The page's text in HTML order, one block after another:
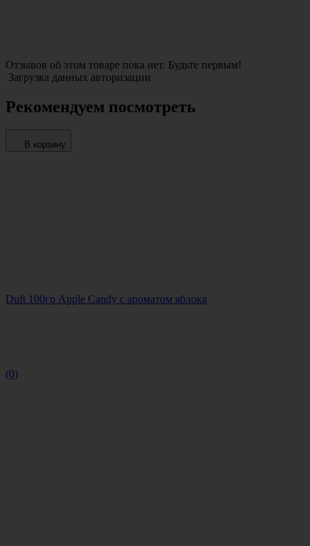
Отзывов об этом товаре пока нет. Будьте первым!
Загрузка данных авторизации
Рекомендуем посмотреть
В корзину
Duft 100гр Apple Candy с ароматом яблока
(0)